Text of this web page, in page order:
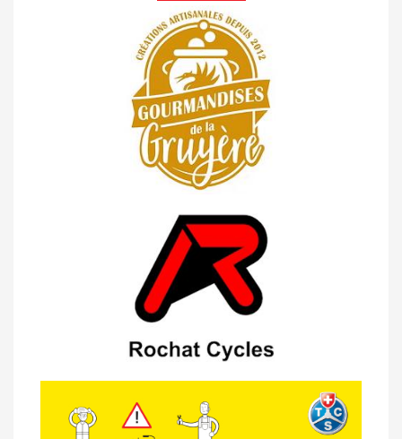
07/05 -Classement Route -
Pléiades (GdR #3)
23/04 -Classement Route -
Moléson (TdC #3)
14/04 -Photos -Les photos du 5e GP
de Semsales
Semsales (TdC #2)